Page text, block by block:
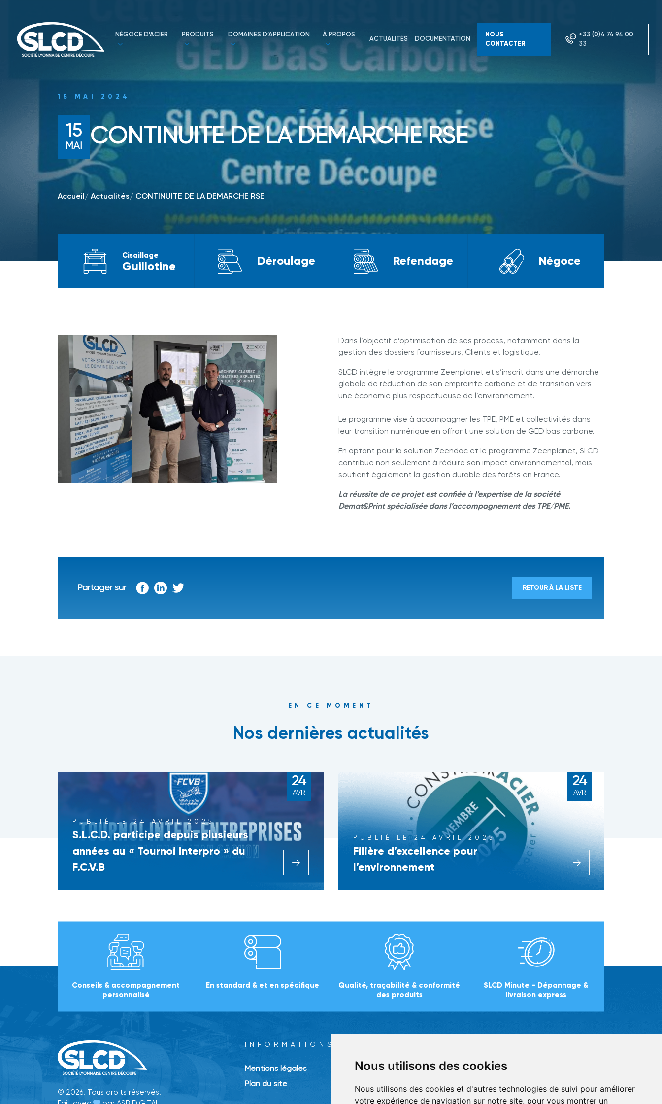
Nous utilisons des cookies
Nous utilisons des cookies et d'autres technologies de suivi pour améliorer
votre expérience de navigation sur notre site, pour vous montrer un
NÉGOCE D’ACIER PRODUITS DOMAINES D’APPLICATION À PROPOS
ACTUALITÉS DOCUMENTATION
NOUS
CONTACTER
+33 (0)4 74 94 00
33
15 MAI 2024
15
MAI CONTINUITE DE LA DEMARCHE RSE
Accueil / Actualités/ CONTINUITE DE LA DEMARCHE RSE
Cisaillage
Guillotine Déroulage Refendage Négoce
Dans l’objectif d’optimisation de ses process, notamment dans la
gestion des dossiers fournisseurs, Clients et logistique.
SLCD intègre le programme Zeenplanet et s’inscrit dans une démarche
globale de réduction de son empreinte carbone et de transition vers
une économie plus respectueuse de l’environnement.
Le programme vise à accompagner les TPE, PME et collectivités dans
leur transition numérique en offrant une solution de GED bas carbone.
En optant pour la solution Zeendoc et le programme Zeenplanet, SLCD
contribue non seulement à réduire son impact environnemental, mais
soutient également la gestion durable des forêts en France.
La réussite de ce projet est confiée à l’expertise de la société
Demat&Print spécialisée dans l’accompagnement des TPE/PME.
Partager sur RETOUR À LA LISTE
EN CE MOMENT
Nos dernières actualités
24
AVR
PUBLIÉ LE 24 AVRIL 2025
S.L.C.D. participe depuis plusieurs
années au « Tournoi Interpro » du
F.C.V.B
24
AVR
PUBLIÉ LE 24 AVRIL 2025
Filière d’excellence pour
l’environnement
Conseils & accompagnement
personnalisé
En standard & et en spécifique
Qualité, traçabilité & conformité
des produits
SLCD Minute - Dépannage &
livraison express
© 2026. Tous droits réservés.
INFORMATIONS
Mentions légales
Plan du site
14 Avenue des Arrivaux
France -Plan d'accès